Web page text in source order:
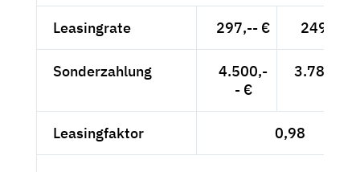
Leasingrate 297,-- € 249,58 €
Sonderzahlung
4.500,-
- €
3.781,51
Leasingfaktor 0,98